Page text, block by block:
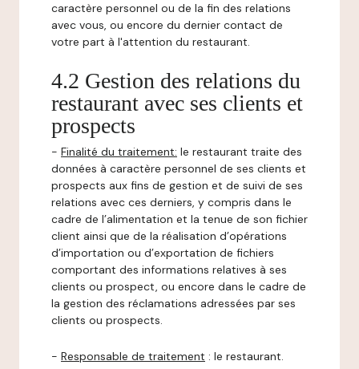
caractère personnel ou de la fin des relations
avec vous, ou encore du dernier contact de
votre part à l'attention du restaurant.
4.2 Gestion des relations du
restaurant avec ses clients et
prospects
- Finalité du traitement: le restaurant traite des
données à caractère personnel de ses clients et
prospects aux fins de gestion et de suivi de ses
relations avec ces derniers, y compris dans le
cadre de l’alimentation et la tenue de son fichier
client ainsi que de la réalisation d’opérations
d’importation ou d’exportation de fichiers
comportant des informations relatives à ses
clients ou prospect, ou encore dans le cadre de
la gestion des réclamations adressées par ses
clients ou prospects.
- Responsable de traitement : le restaurant.